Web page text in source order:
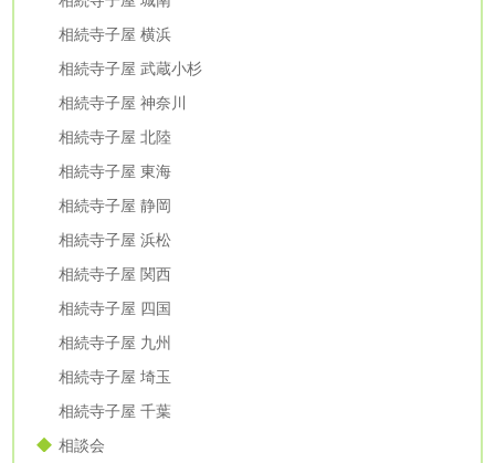
相続寺子屋 横浜
相続寺子屋 武蔵小杉
相続寺子屋 神奈川
相続寺子屋 北陸
相続寺子屋 東海
相続寺子屋 静岡
相続寺子屋 浜松
相続寺子屋 関西
相続寺子屋 四国
相続寺子屋 九州
相続寺子屋 埼玉
相続寺子屋 千葉
相談会